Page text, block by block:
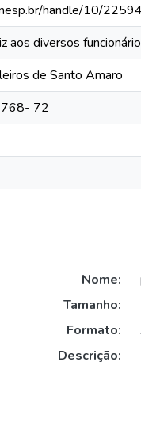
handle/10/22594
aos diversos
de Santo Amaro
72
Nome:
Tamanho:
Formato:
Descrição: